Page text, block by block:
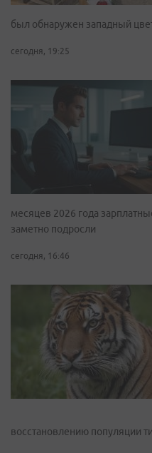
был обнаружен западный
сегодня, 19:25
месяцев 2026 года
заметно подросли
сегодня, 16:46
восстановлению популяции